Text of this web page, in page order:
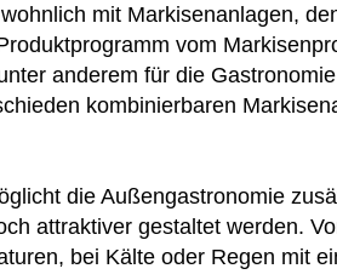
mit Markisenanlagen,
vom
anderem für die
kombinierbaren
die Außengastronomie
attraktiver gestaltet werden.
bei Kälte oder Regen mit